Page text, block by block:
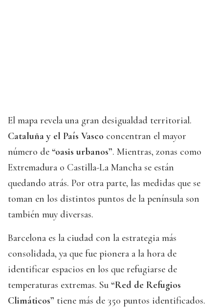
El mapa revela una gran desigualdad territorial.
Cataluña y el País Vasco concentran el mayor
número de “oasis urbanos”. Mientras, zonas como
Extremadura o Castilla-La Mancha se están
quedando atrás. Por otra parte, las medidas que se
toman en los distintos puntos de la península son
también muy diversas.
Barcelona es la ciudad con la estrategia más
consolidada, ya que fue pionera a la hora de
identificar espacios en los que refugiarse de
temperaturas extremas. Su “Red de Refugios
Climáticos” tiene más de 350 puntos identificados.